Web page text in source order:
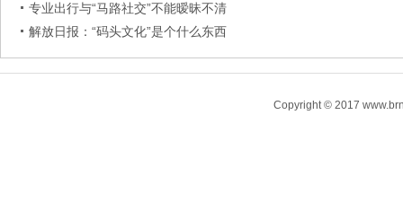
专业出行与“马路社交”不能暧昧不清
解放日报：“码头文化”是个什么东西
Copyright © 2017